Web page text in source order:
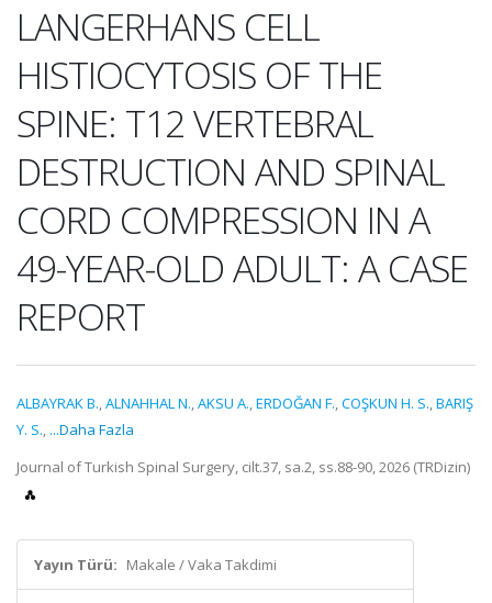
LANGERHANS CELL
HISTIOCYTOSIS OF THE
SPINE: T12 VERTEBRAL
DESTRUCTION AND SPINAL
CORD COMPRESSION IN A
49-YEAR-OLD ADULT: A CASE
REPORT
ALBAYRAK B.,ALNAHHAL N.,AKSU A.,ERDOĞAN F.,COŞKUN H. S.,BARIŞ
Y. S., ...Daha Fazla
Journal of Turkish Spinal Surgery, cilt.37, sa.2, ss.88-90, 2026 (TRDizin)
Yayın Türü: Makale / Vaka Takdimi